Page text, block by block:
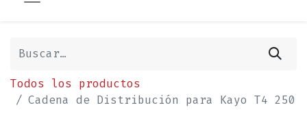
Todos los productos
Cadena de Distribución para Kayo T4 250